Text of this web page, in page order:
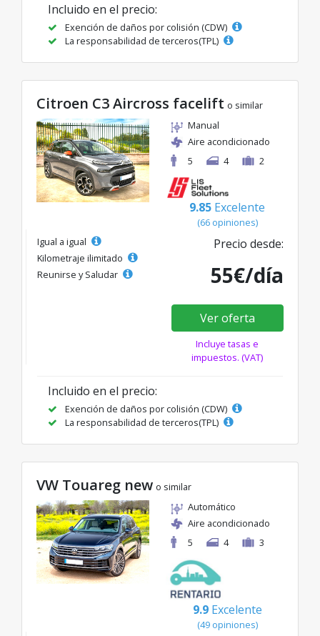
Incluido en el precio:
Exención de daños por colisión (CDW)
La responsabilidad de terceros(TPL)
Citroen C3 Aircross facelift o similar
Manual
Aire acondicionado
5
4 2
9.85 Excelente
(66 opiniones)
Igual a igual
Kilometraje ilimitado
Reunirse y Saludar
Precio desde:
55€/día
Ver oferta
Incluye tasas e
impuestos. (VAT)
Incluido en el precio:
Exención de daños por colisión (CDW)
La responsabilidad de terceros(TPL)
VW Touareg new o similar
Automático
Aire acondicionado
5
4 3
9.9 Excelente
(49 opiniones)